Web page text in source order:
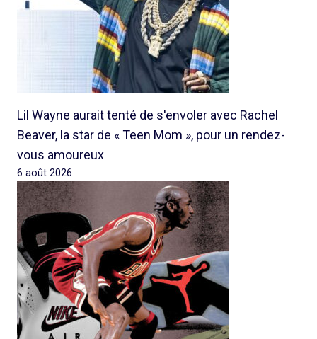
Lil Wayne aurait tenté de s'envoler avec Rachel
Beaver, la star de « Teen Mom », pour un rendez-
vous amoureux
6 août 2026